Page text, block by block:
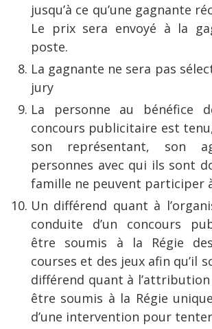
jusqu’à ce qu’une gagnante
Le prix sera envoyé à la
poste.
La gagnante ne sera pas
jury
La personne au bénéfice
concours publicitaire est
son représentant, son
personnes avec qui ils sont
famille ne peuvent participer
Un différend quant à
conduite d’un concours
être soumis à la Régie
courses et des jeux afin qu’il
différend quant à l’attribution
être soumis à la Régie
d’une intervention pour